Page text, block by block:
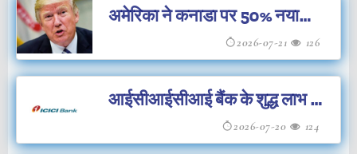
अमेरिका ने कनाडा पर 50% नया
2026-07-21 126
आईसीआईसीआई बैंक के शुद्ध लाभ में
सोलह प्रतिशत की वृद्धि2026-07-20 124